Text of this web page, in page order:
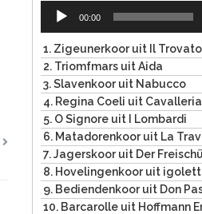
Audiospeler
00:00
1. Zigeunerkoor uit Il
2. Triomfmars uit Aida
3. Slavenkoor uit Nabucco
4. Regina Coeli uit
5. O Signore uit I Lombardi
6. Matadorenkoor uit La
7. Jagerskoor uit Der
8. Hovelingenkoor uit
9. Bediendenkoor uit Don
10. Barcarolle uit Hoffmann